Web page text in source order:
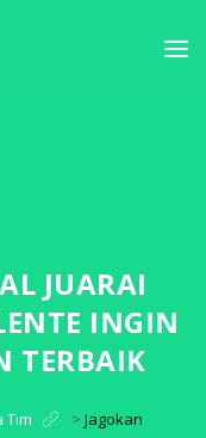
JUARAI
INGIN
TERBAIK
Tim > Jagokan